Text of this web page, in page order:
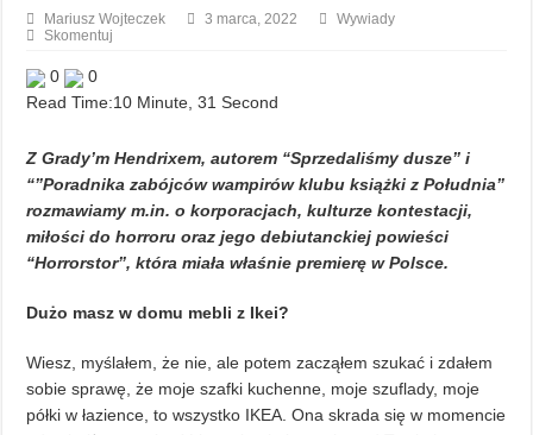
Mariusz Wojteczek 3 marca, 2022
Wywiady
Skomentuj
0
0
Read Time:10 Minute, 31 Second
Z Grady’m Hendrixem, autorem “Sprzedaliśmy dusze” i
“”Poradnika zabójców wampirów klubu książki z Południa”
rozmawiamy m.in. o korporacjach, kulturze kontestacji,
miłości do horroru oraz jego debiutanckiej powieści
“Horrorstor”, która miała właśnie premierę w Polsce.
Dużo masz w domu mebli z Ikei?
Wiesz, myślałem, że nie, ale potem zacząłem szukać i zdałem
sobie sprawę, że moje szafki kuchenne, moje szuflady, moje
półki w łazience, to wszystko IKEA. Ona skrada się w momencie